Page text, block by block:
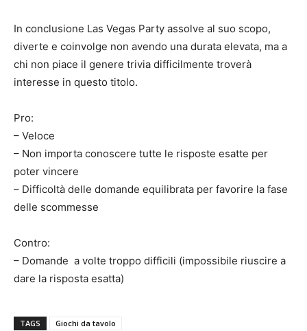
In conclusione Las Vegas Party assolve al suo scopo,
diverte e coinvolge non avendo una durata elevata, ma a
chi non piace il genere trivia difficilmente troverà
interesse in questo titolo.
Pro:
– Veloce
– Non importa conoscere tutte le risposte esatte per
poter vincere
– Difficoltà delle domande equilibrata per favorire la fase
delle scommesse
Contro:
– Domande a volte troppo difficili (impossibile riuscire a
dare la risposta esatta)
TAGS Giochi da tavolo